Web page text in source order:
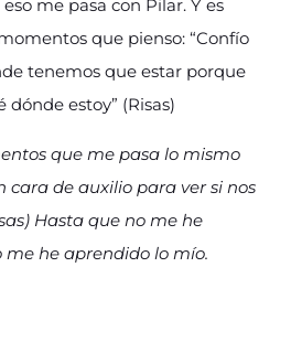
me pasa con Pilar. Y es
que pienso: “Confío
tenemos que estar porque
estoy” (Risas)
que me pasa lo mismo
cara de auxilio para ver si nos
Hasta que no me he
he aprendido lo mío.